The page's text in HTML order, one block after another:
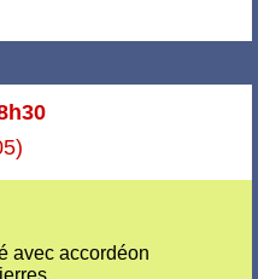
avec accordéon